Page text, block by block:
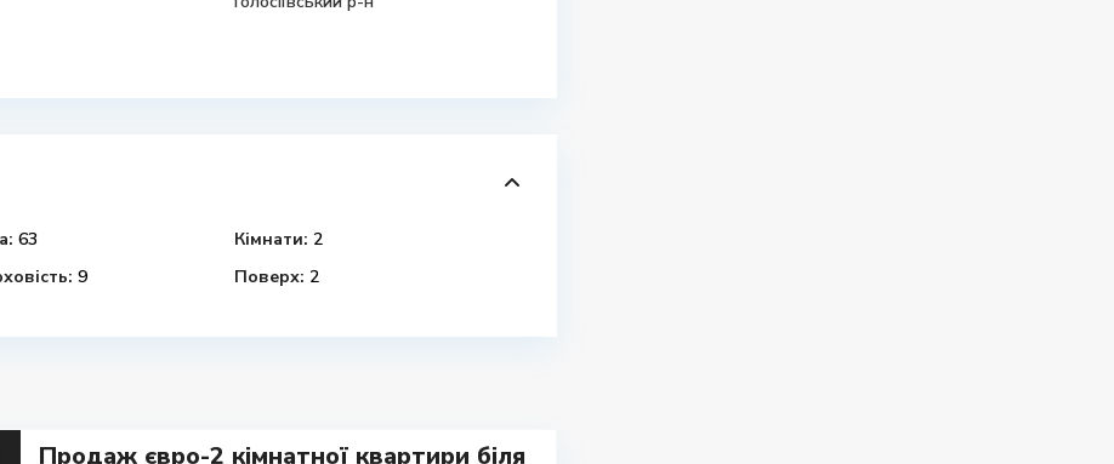
63 Кімнати: 2
9 Поверх: 2
Продаж євро-2 кімнатної квартири біля